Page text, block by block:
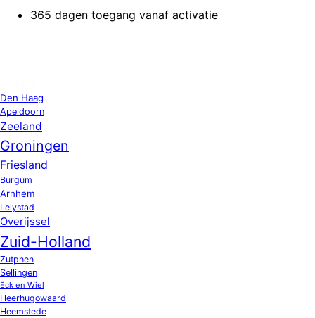
365 dagen toegang vanaf activatie
Den Haag
Apeldoorn
Zeeland
Groningen
Friesland
Burgum
Arnhem
Lelystad
Overijssel
Zuid-Holland
Zutphen
Sellingen
Eck en Wiel
Heerhugowaard
Heemstede